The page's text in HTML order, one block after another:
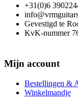
+31(0)6
Gevestigd te
KvK-nummer
Mijn account
Bestellingen &
Winkelmandje